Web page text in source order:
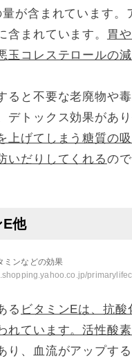
が含まれています
含まれています。
胃
玉コレステロールの
ると不要な老廃物や
デトックス効果があ
上げてしまう糖質の
いだりしてくれるの
E他
る ビタミンEは、抗
れています。活性酸
り、血流がアップす